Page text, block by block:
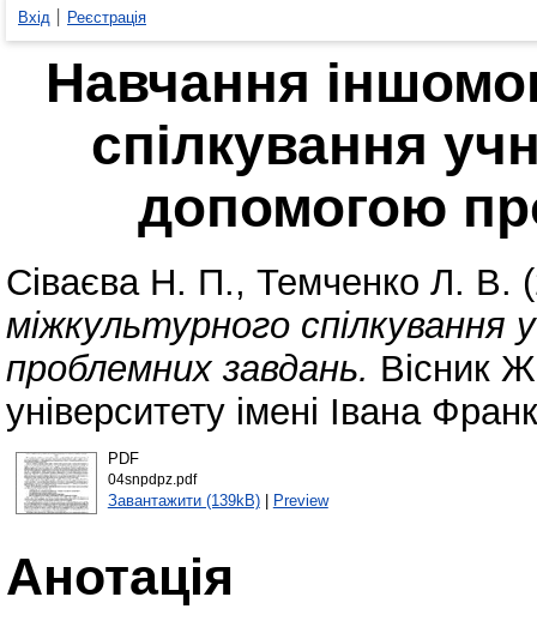
Вхід Реєстрація
Навчання
спілкування
допомогою
Сіваєва Н. П., Темченко Л. В.
міжкультурного
проблемних завдань. Вісник
університету імені Івана
PDF
04snpdpz.pdf
Завантажити (139kB)| Preview
Анотація